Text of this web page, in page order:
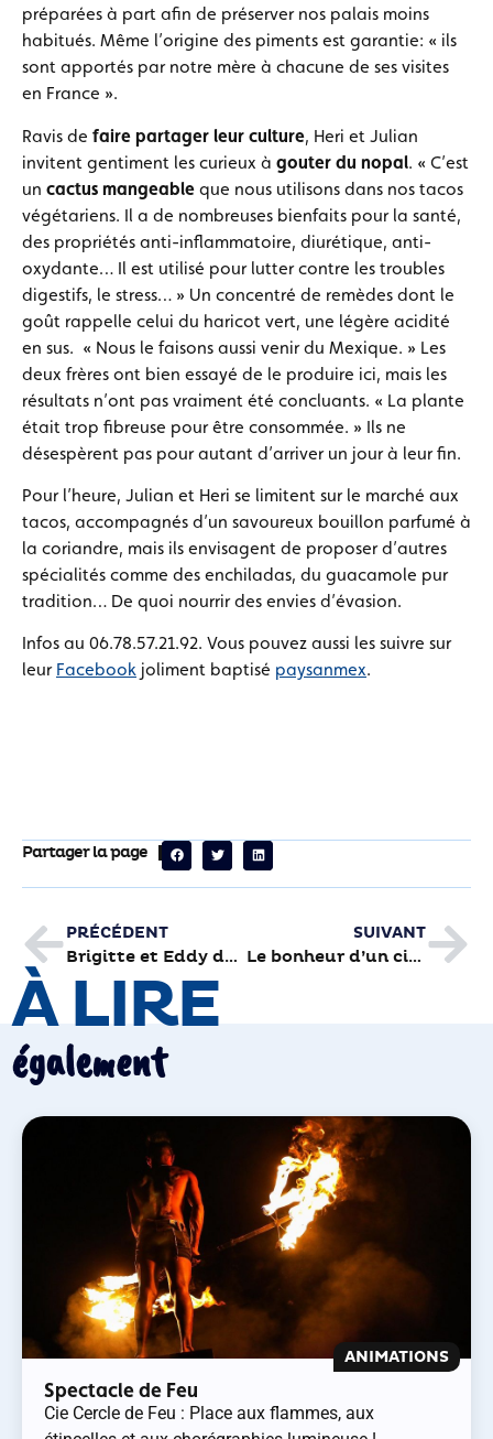
préparées à part afin de préserver nos palais moins
habitués. Même l’origine des piments est garantie: « ils
sont apportés par notre mère à chacune de ses visites
en France ».
Ravis de faire partager leur culture, Heri et Julian
invitent gentiment les curieux à gouter du nopal. « C’est
un cactus mangeable que nous utilisons dans nos tacos
végétariens. Il a de nombreuses bienfaits pour la santé,
des propriétés anti-inflammatoire, diurétique, anti-
oxydante… Il est utilisé pour lutter contre les troubles
digestifs, le stress… » Un concentré de remèdes dont le
goût rappelle celui du haricot vert, une légère acidité
en sus. « Nous le faisons aussi venir du Mexique. » Les
deux frères ont bien essayé de le produire ici, mais les
résultats n’ont pas vraiment été concluants. « La plante
était trop fibreuse pour être consommée. » Ils ne
désespèrent pas pour autant d’arriver un jour à leur fin.
Pour l’heure, Julian et Heri se limitent sur le marché aux
tacos, accompagnés d’un savoureux bouillon parfumé à
la coriandre, mais ils envisagent de proposer d’autres
spécialités comme des enchiladas, du guacamole pur
tradition… De quoi nourrir des envies d’évasion.
Infos au 06.78.57.21.92. Vous pouvez aussi les suivre sur
leur Facebook joliment baptisé paysanmex.
Partager la page
PRÉCÉDENT
Brigitte et Eddy de Pretto au Brive Festival 2018
SUIVANT
Le bonheur d’un ciné-thé avec monsieur Hulot
À LIRE
également
ANIMATIONS
Spectacle de Feu
Cie Cercle de Feu : Place aux flammes, aux